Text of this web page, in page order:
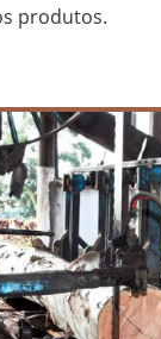
produtos.